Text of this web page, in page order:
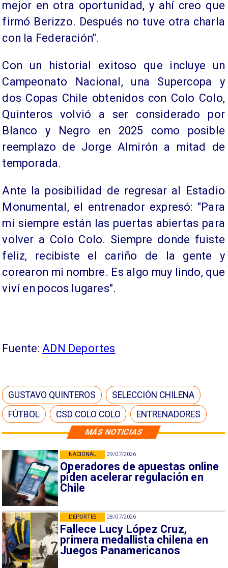
MÁS NOTICIAS
29/07/2026
Operadores de apuestas online
piden acelerar regulación en
Chile
NACIONAL
28/07/2026
Fallece Lucy López Cruz,
primera medallista chilena en
Juegos Panamericanos
DEPORTES
mejor en otra oportunidad, y ahí creo que
firmó Berizzo. Después no tuve otra charla
con la Federación".
Con un historial exitoso que incluye un
Campeonato Nacional, una Supercopa y
dos Copas Chile obtenidos con Colo Colo,
Quinteros volvió a ser considerado por
Blanco y Negro en 2025 como posible
reemplazo de Jorge Almirón a mitad de
temporada.
Ante la posibilidad de regresar al Estadio
Monumental, el entrenador expresó: "Para
mí siempre están las puertas abiertas para
volver a Colo Colo. Siempre donde fuiste
feliz, recibiste el cariño de la gente y
corearon mi nombre. Es algo muy lindo, que
viví en pocos lugares".
Fuente:ADN Deportes
GUSTAVO QUINTEROS
SELECCIÓN CHILENA
FÚTBOL
CSD COLO COLO ENTRENADORES